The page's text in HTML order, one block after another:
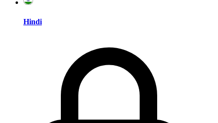
Hindi